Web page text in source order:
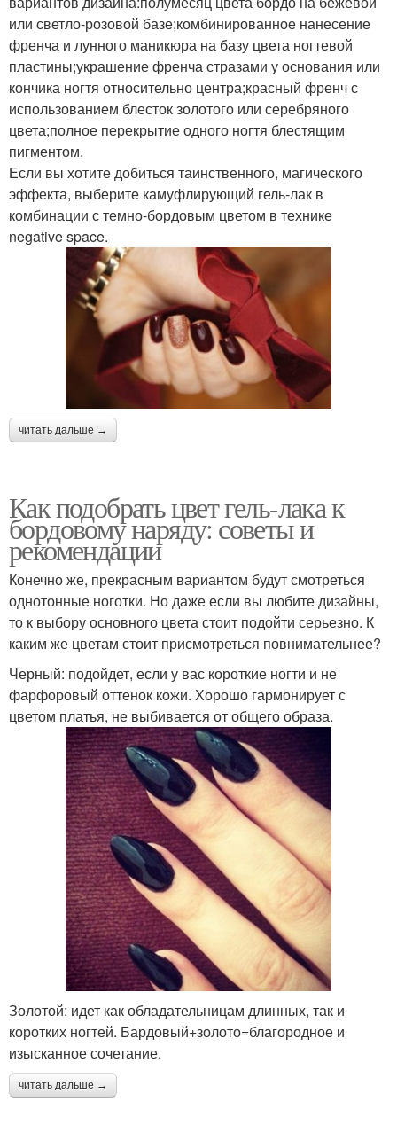
или светло-розовой базе;комбинированное нанесение
френча и лунного маникюра на базу цвета ногтевой
пластины;украшение френча стразами у основания или
кончика ногтя относительно центра;красный френч с
использованием блесток золотого или серебряного
цвета;полное перекрытие одного ногтя блестящим
пигментом.
Если вы хотите добиться таинственного, магического
эффекта, выберите камуфлирующий гель-лак в
комбинации с темно-бордовым цветом в технике
negative space.
читать дальше →
Как подобрать цвет гель-лака к
бордовому наряду: советы и
рекомендации
Конечно же, прекрасным вариантом будут смотреться
однотонные ноготки. Но даже если вы любите дизайны,
то к выбору основного цвета стоит подойти серьезно. К
каким же цветам стоит присмотреться повнимательнее?
Черный: подойдет, если у вас короткие ногти и не
фарфоровый оттенок кожи. Хорошо гармонирует с
цветом платья, не выбивается от общего образа.
Золотой: идет как обладательницам длинных, так и
коротких ногтей. Бардовый+золото=благородное и
изысканное сочетание.
читать дальше →